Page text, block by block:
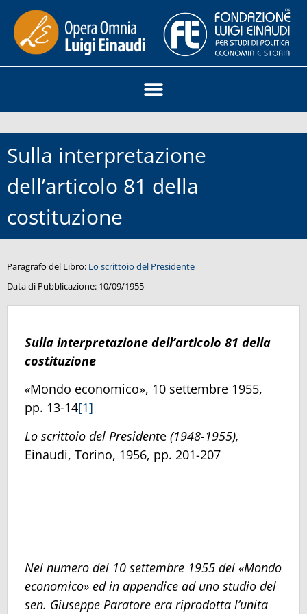
Sulla interpretazione
dell’articolo 81 della
costituzione
Paragrafo del Libro: Lo scrittoio del Presidente
Data di Pubblicazione: 10/09/1955
Sulla interpretazione dell’articolo 81 della
costituzione
«Mondo economico», 10 settembre 1955,
pp. 13-14[1]
Lo scrittoio del Presidente (1948-1955),
Einaudi, Torino, 1956, pp. 201-207
Nel numero del 10 settembre 1955 del «Mondo
economico» ed in appendice ad uno studio del
sen. Giuseppe Paratore era riprodotta l’unita